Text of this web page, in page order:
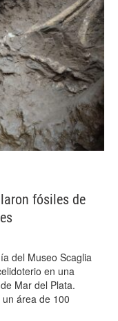
fósiles de
del Museo Scaglia
en una
Mar del Plata.
área de 100